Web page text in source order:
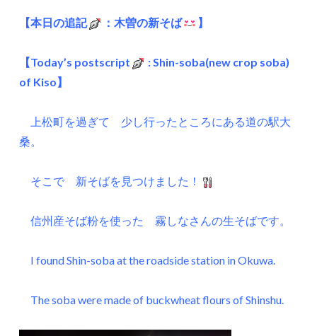
【本日の追記 ：木曽の新そば 】
【Today’s postscript
: Shin-soba(new crop soba)
of Kiso】
上松町を過ぎて 少し行ったところにある道の駅大
桑。
そこで 新そばを見つけました！
信州産そば粉を使った 霧しなさんの生そばです。
I found Shin-soba at the roadside station in Okuwa.
The soba were made of buckwheat flours of Shinshu.